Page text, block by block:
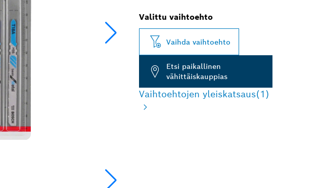
Valittu vaihtoehto
Vaihda vaihtoehto
Etsi paikallinen
vähittäiskauppias
Vaihtoehtojen yleiskatsaus(1)